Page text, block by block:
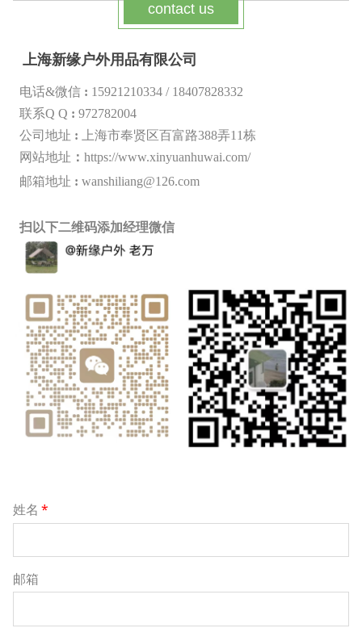
contact us
上海新缘户外用品有限公司
电话&微信: 15921210334 / 18407828332
联系Q Q : 972782004
公司地址 :
上海市奉贤区百富路388弄11栋
网站地址 ： https://www.xinyuanhuwai.com/
邮箱地址 : wanshiliang@126.com
扫以下二维码添加经理微信
姓名 *
邮箱